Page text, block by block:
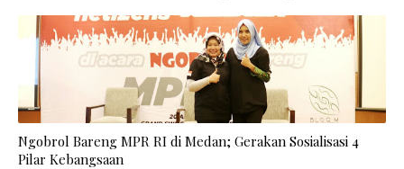
Ngobrol Bareng MPR RI di Medan; Gerakan Sosialisasi 4
Pilar Kebangsaan